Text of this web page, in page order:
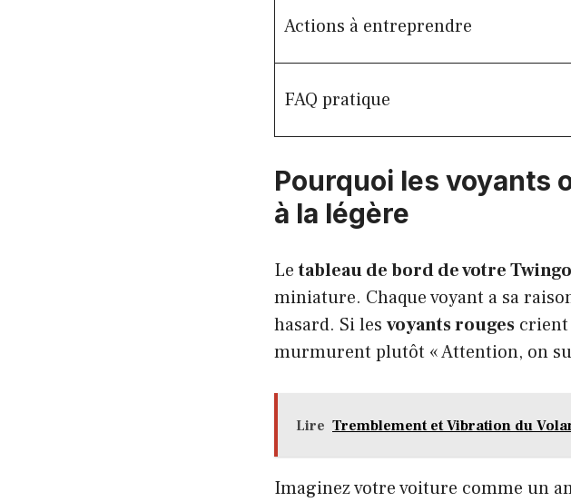
Actions à entreprendre
FAQ pratique
Pourquoi les voyants
à la légère
Letableau de bord de votre Twingo
miniature. Chaque voyant a sa
hasard. Si les voyants rouges crient
murmurent plutôt « Attention, on
Lire Tremblement et Vibration du
Imaginez votre voiture comme un